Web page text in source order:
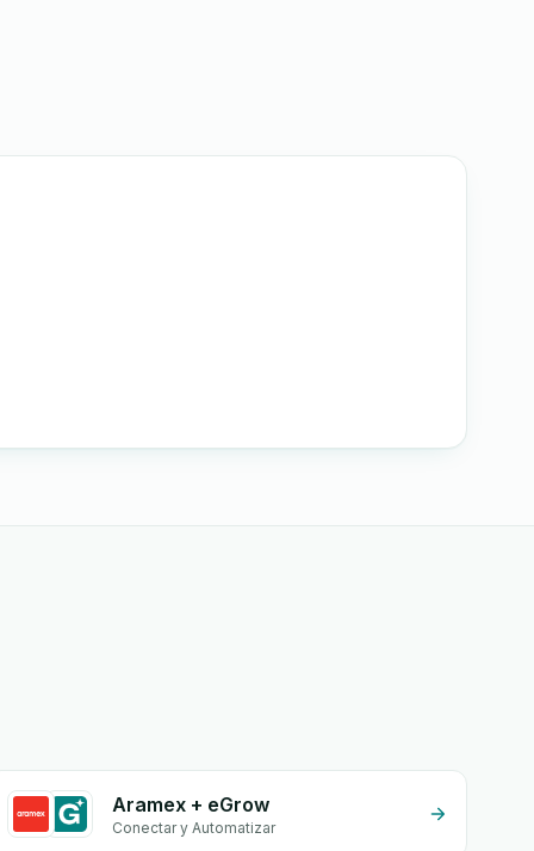
Aramex + eGrow
Conectar y Automatizar